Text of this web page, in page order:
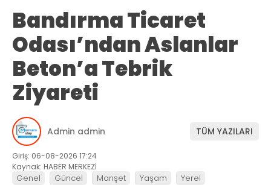
Bandırma Ticaret
Odası’ndan Aslanlar
Beton’a Tebrik
Ziyareti
Admin admin TÜM YAZILARI
Giriş: 06-08-2026 17:24
Kaynak: HABER MERKEZİ
Genel Güncel Manşet Yaşam Yerel